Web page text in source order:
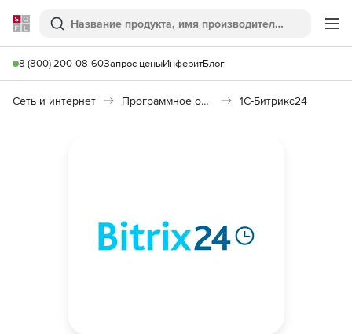
Softline
Поиск
8 (800) 200-08-60Запрос ценыИнферитБлог
Сеть и интернет Программное обеспечение для создания сайтов 1С-Битрикс24